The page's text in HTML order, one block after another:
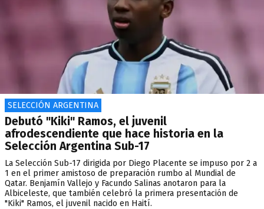
SELECCIÓN ARGENTINA
Debutó "Kiki" Ramos, el juvenil
afrodescendiente que hace historia en la
Selección Argentina Sub-17
La Selección Sub-17 dirigida por Diego Placente se impuso por 2 a
1 en el primer amistoso de preparación rumbo al Mundial de
Qatar. Benjamín Vallejo y Facundo Salinas anotaron para la
Albiceleste, que también celebró la primera presentación de
"Kiki" Ramos, el juvenil nacido en Haití.